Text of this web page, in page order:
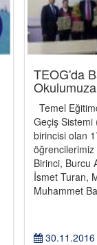
TEOG'da
Temel
Geçiş Sistemi
birincisi olan
Birinci, Burcu
İsmet Turan,
Muhammet
30.11.2016